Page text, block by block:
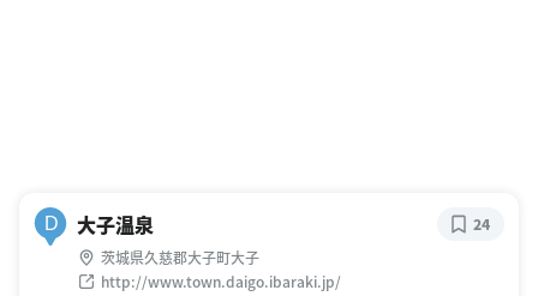
D 大子温泉
茨城県久慈郡大子町大子
http://www.town.daigo.ibaraki.jp/
24